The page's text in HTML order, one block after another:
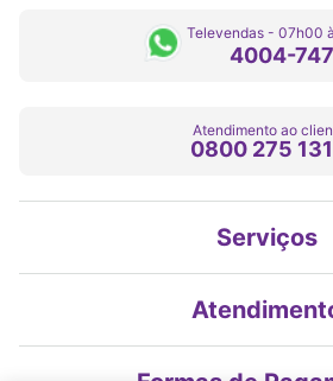
Televendas - 07h00
4004-
Atendimento ao
0800 275
Serviços